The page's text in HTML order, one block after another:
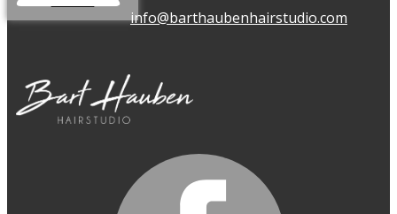
info@barthaubenhairstudio.com